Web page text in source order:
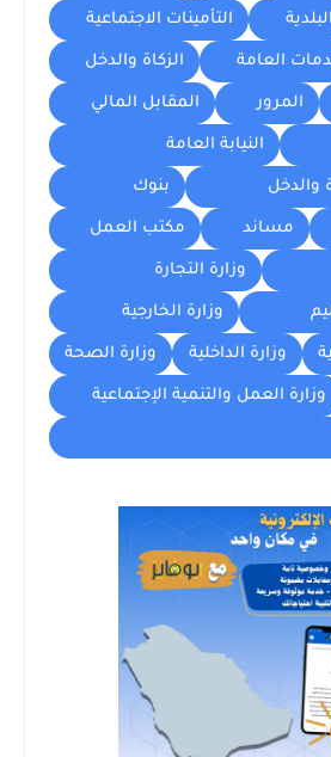
البلدية التأمينات الاجتماعية
العامة الزكاة والدخل
المرور المقابل المالي
النيابة العامة
والدخل بنوك
مساند مكتب العمل
وزارة التجارة
وزارة الخارجية
وزارة الداخلية وزارة الصحة
وزارة العمل والتنمية الإجتماعية